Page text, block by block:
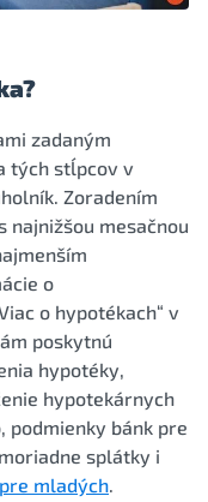
zadaným
tých stĺpcov v
Zoradením
najnižšou mesačnou
o
o hypotékach“ v
poskytnú
hypotéky,
hypotekárnych
podmienky bánk pre
splátky i
mladých.